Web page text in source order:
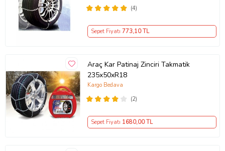
(4)
Sepet Fiyatı 773,10 TL
Araç Kar Patinaj Zinciri Takmatik
235x50xR18
(2)
Kargo Bedava
Sepet Fiyatı 1680,00 TL